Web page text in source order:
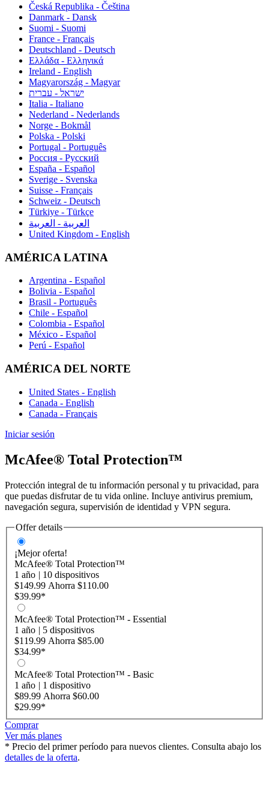
Česká Republika - Čeština
Danmark - Dansk
Suomi - Suomi
France - Français
Deutschland - Deutsch
Ελλάδα - Ελληνικά
Ireland - English
Magyarország - Magyar
ישראל - עברית
Italia - Italiano
Nederland - Nederlands
Norge - Bokmål
Polska - Polski
Portugal - Português
Россия - Русский
España - Español
Sverige - Svenska
Suisse - Français
Schweiz - Deutsch
Türkiye - Türkçe
العربية - العربية
United Kingdom - English
AMÉRICA LATINA
Argentina - Español
Bolivia - Español
Brasil - Português
Chile - Español
Colombia - Español
México - Español
Perú - Español
AMÉRICA DEL NORTE
United States - English
Canada - English
Canada - Français
Iniciar sesión
McAfee® Total Protection™
Protección integral de tu información personal y tu privacidad, para
que puedas disfrutar de tu vida online. Incluye antivirus premium,
navegación segura, supervisión de identidad y VPN segura.
Offer details
¡Mejor oferta!
McAfee® Total Protection™
1 año | 10 dispositivos
$149.99 Ahorra $110.00
$39.99*
McAfee® Total Protection™ - Essential
1 año | 5 dispositivos
$119.99 Ahorra $85.00
$34.99*
McAfee® Total Protection™ - Basic
1 año | 1 dispositivo
$89.99 Ahorra $60.00
$29.99*
Comprar
Ver más planes
* Precio del primer período para nuevos clientes. Consulta abajo los
detalles de la oferta.